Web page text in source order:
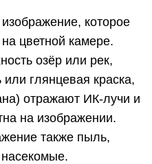
которое
цветной камере.
озёр или рек,
глянцевая краска,
отражают ИК-лучи и
на изображении.
также пыль,